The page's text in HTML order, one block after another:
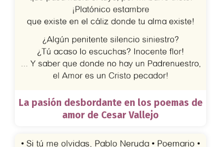
La pasión desbordante en los poemas de
amor de Cesar Vallejo